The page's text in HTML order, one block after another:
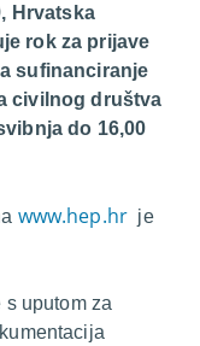
Hrvatska
rok za prijave
sufinanciranje
civilnog društva
do 16,00
www.hep.hr je
uputom za